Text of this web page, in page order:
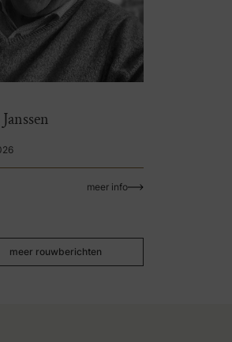
meer info
meer rouwberichten